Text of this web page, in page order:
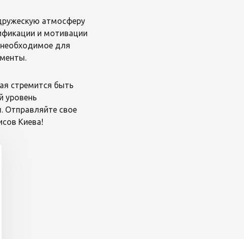
атмосферу
и мотивации
для
стремится быть
уровень
Отправляйте свое
Киева!